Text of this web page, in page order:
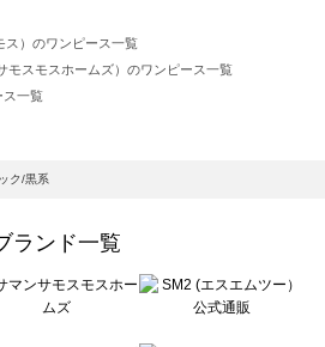
ス）のワンピース一覧
モスモスホームズ）のワンピース一覧
ス一覧
ルバイサマンサモスモス）のワンピース一覧
モス ブルー）のワンピース一覧
ス一覧
一覧
ック）のワンピース一覧
ク/黒系
ランド一覧